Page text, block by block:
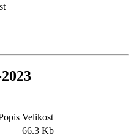
Velikost
66.3 Kb